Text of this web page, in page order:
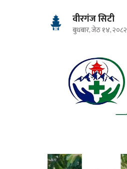
वीरगंज सिटी
बुधबार, जेठ १४, २०८२